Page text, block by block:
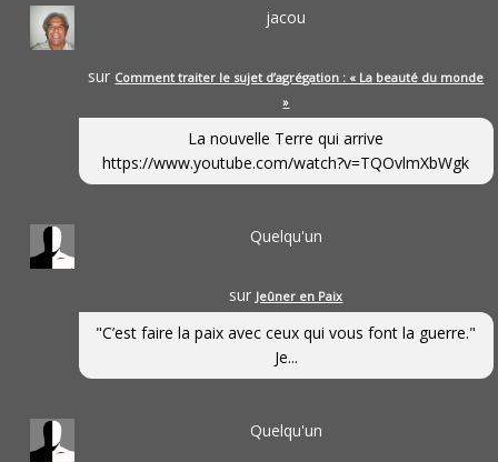
jacou
sur Comment traiter le sujet d’agrégation : « La beauté du monde
»
La nouvelle Terre qui arrive
https://www.youtube.com/watch?v=TQOvlmXbWgk
Quelqu'un
sur Jeûner en Paix
"C’est faire la paix avec ceux qui vous font la guerre."
Je...
Quelqu'un